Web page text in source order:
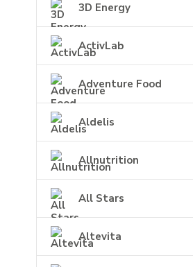
3D Energy
ActivLab
Adventure Food
Aldelis
Allnutrition
All Stars
Altevita